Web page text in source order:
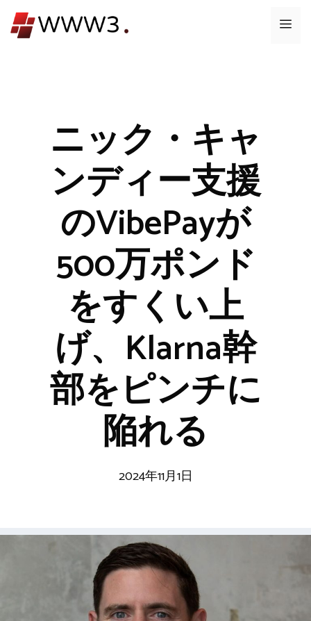
ン
メ
ニック・キャ
ンディー支援
のVibePayが
500万ポンド
をすくい上
げ、Klarna幹
部をピンチに
陥れる
2024年11月1日